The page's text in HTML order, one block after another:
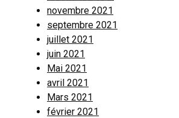
novembre 2021
septembre 2021
juillet 2021
juin 2021
Mai 2021
avril 2021
Mars 2021
février 2021